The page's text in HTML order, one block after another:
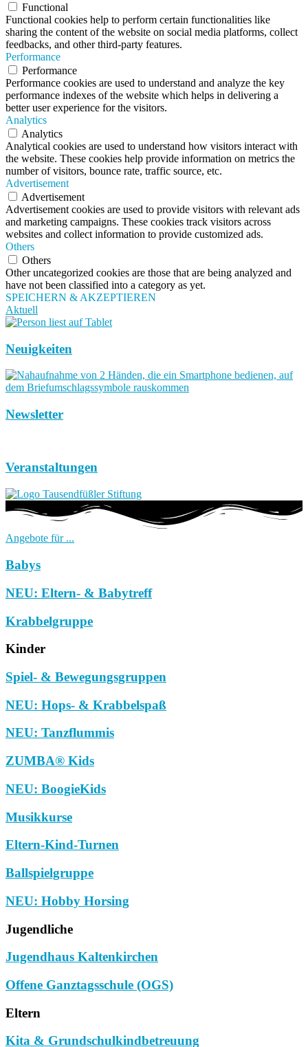
Functional
Functional cookies help to perform certain functionalities like
sharing the content of the website on social media platforms, collect
feedbacks, and other third-party features.
Performance
Performance
Performance cookies are used to understand and analyze the key
performance indexes of the website which helps in delivering a
better user experience for the visitors.
Analytics
Analytics
Analytical cookies are used to understand how visitors interact with
the website. These cookies help provide information on metrics the
number of visitors, bounce rate, traffic source, etc.
Advertisement
Advertisement
Advertisement cookies are used to provide visitors with relevant ads
and marketing campaigns. These cookies track visitors across
websites and collect information to provide customized ads.
Others
Others
Other uncategorized cookies are those that are being analyzed and
have not been classified into a category as yet.
SPEICHERN & AKZEPTIEREN
Aktuell
Neuigkeiten
Newsletter
Veranstaltungen
Angebote für ...
Babys
NEU: Eltern- & Babytreff
Krabbelgruppe
Kinder
Spiel- & Bewegungsgruppen
NEU: Hops- & Krabbelspaß
NEU: Tanzflummis
ZUMBA® Kids
NEU: BoogieKids
Musikkurse
Eltern-Kind-Turnen
Ballspielgruppe
NEU: Hobby Horsing
Jugendliche
Jugendhaus Kaltenkirchen
Offene Ganztagsschule (OGS)
Eltern
Kita & Grundschulkindbetreuung